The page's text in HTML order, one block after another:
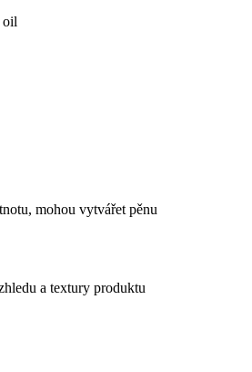
oil
mohou vytvářet pěnu
a textury produktu